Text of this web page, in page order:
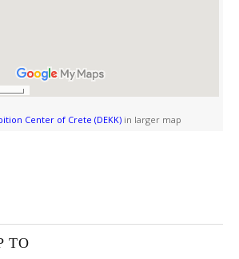
Center of Crete (DEKK) in larger map
TO